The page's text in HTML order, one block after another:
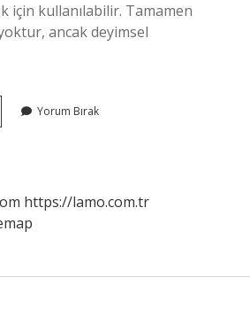
için kullanılabilir. Tamamen
ancak deyimsel
Yorum Bırak
https://lamo.com.tr